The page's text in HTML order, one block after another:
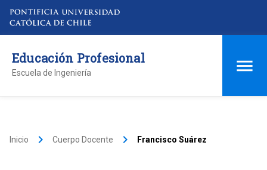
Educación Profesional
Escuela de Ingeniería
Inicio keyboard_arrow_right Cuerpo Docente keyboard_arrow_right Francisco Suárez